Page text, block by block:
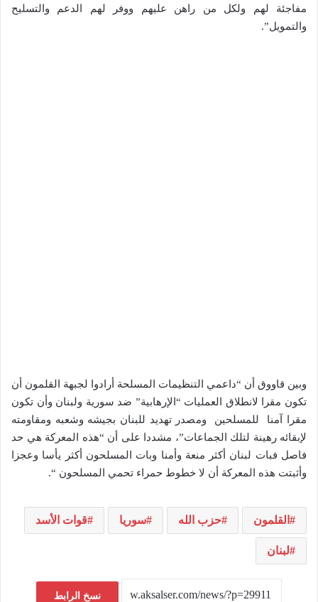
مفاجئة لهم ولكل من راهن عليهم ووفر لهم الدعم والتسليح
والتمويل”.
وبين قاووق أن “داعمي التنظيمات المسلحة أرادوا لجبهة القلمون أن
تكون مقرا لانطلاق العمليات “الإرهابية” ضد سورية ولبنان وأن تكون
مقرا آمنا للمسلحين ومصدر تهديد للبنان بجيشه وشعبه ومقاومته
لإبقائه رهينة لتلك الجماعات”، مشددا على أن “هذه المعركة هي حد
فاصل فبات لبنان أكثر منعة وأمنا وبات المسلحون أكثر يأسا وعجزا
وأثبتت هذه المعركة أن لا خطوط حمراء تحمي المسلحون “.
القلمون حزب الله سوريا قوات الأسد
لبنان
نسخ الرابط